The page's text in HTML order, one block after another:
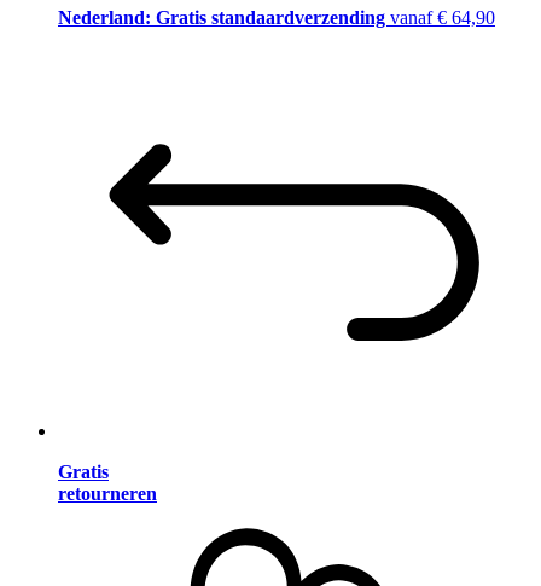
Nederland: Gratis standaardverzending vanaf € 64,90
Gratis
retourneren